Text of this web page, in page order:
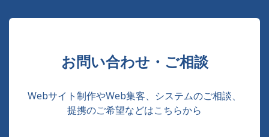
お問い合わせ・ご相談
Webサイト制作やWeb集客、システムのご相談、
提携のご希望などはこちらから